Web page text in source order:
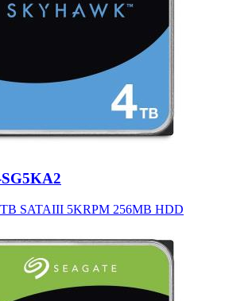
SATAIII 5KRPM 256MB HDD